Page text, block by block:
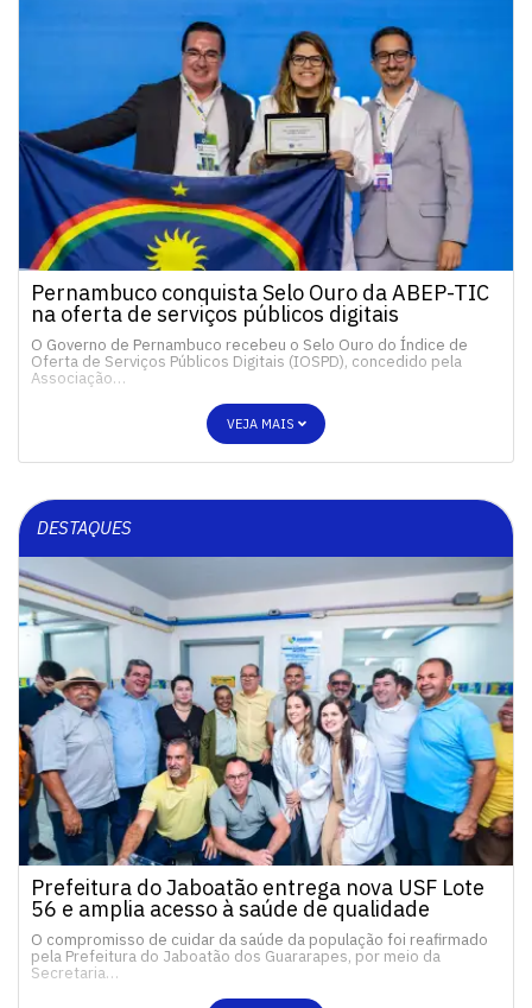
Pernambuco conquista Selo Ouro da ABEP-TIC
na oferta de serviços públicos digitais
O Governo de Pernambuco recebeu o Selo Ouro do Índice de
Oferta de Serviços Públicos Digitais (IOSPD), concedido pela
Associação…
VEJA MAIS
DESTAQUES
Prefeitura do Jaboatão entrega nova USF Lote
56 e amplia acesso à saúde de qualidade
O compromisso de cuidar da saúde da população foi reafirmado
pela Prefeitura do Jaboatão dos Guararapes, por meio da
Secretaria…